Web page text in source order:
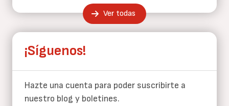
Ver todas
¡Síguenos!
Hazte una cuenta para poder suscribirte a
nuestro blog y boletines.